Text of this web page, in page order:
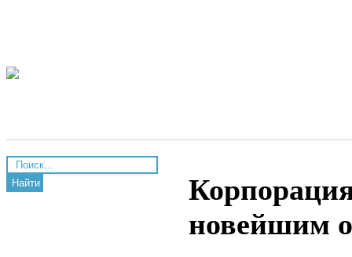
Найти
новейшим